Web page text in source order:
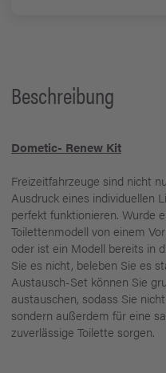
Beschreibung
Dometic- Renew Kit
Freizeitfahrzeuge sind nicht
Ausdruck eines individuellen
perfekt funktionieren. Wurde
Toilettenmodell von einem
oder ist ein Modell bereits in
Sie es nicht, beleben Sie es
Austausch-Set können Sie
austauschen, sodass Sie
sondern außerdem für eine
zuverlässige Toilette sorgen.